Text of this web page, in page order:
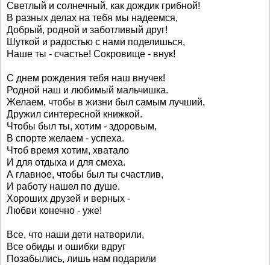
Светлый и солнечный, как дождик грибной!
В разных делах на тебя мы надеемся,
Добрый, родной и заботливый друг!
Шуткой и радостью с нами поделишься,
Наше ты - счастье! Сокровище - внук!
С днем рождения тебя наш внучек!
Родной наш и любимый мальчишка.
Желаем, чтобы в жизни был самым лучший,
Дружил синтересной книжкой.
Чтобы был ты, хотим - здоровым,
В спорте желаем - успеха.
Чтоб время хотим, хватало
И для отдыха и для смеха.
А главное, чтобы был ты счастлив,
И работу нашел по душе.
Хороших друзей и верных -
Любви конечно - уже!
Все, что наши дети натворили,
Все обиды и ошибки вдруг
Позабылись, лишь нам подарили